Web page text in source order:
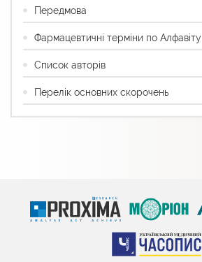
Передмова
Фармацевтичні терміни по Алфавіту
Список авторів
Перелік основних скорочень